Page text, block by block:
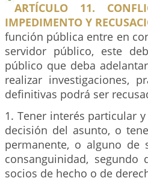
ARTÍCULO 11.
IMPEDIMENTO Y
función pública entre en
servidor público, este
público que deba
realizar investigaciones,
definitivas podrá ser
1. Tener interés particular
decisión del asunto, o
permanente, o alguno de
consanguinidad,
socios de hecho o de